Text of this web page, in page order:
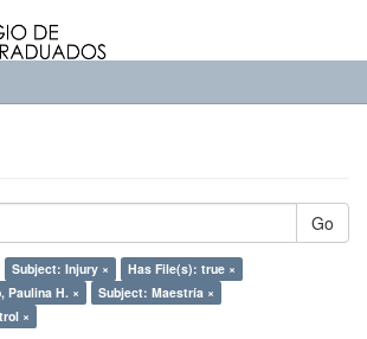
Go
Subject: Injury ×
Has File(s): true ×
Paulina H. ×
Subject: Maestría ×
×